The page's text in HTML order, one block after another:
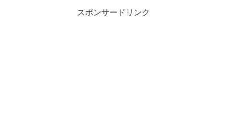
スポンサードリンク